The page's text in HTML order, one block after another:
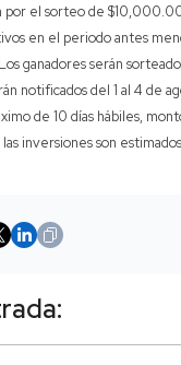
el sorteo de
en el periodo antes
ganadores serán
notificados del 1 al 4 de
de 10 días hábiles,
inversiones son